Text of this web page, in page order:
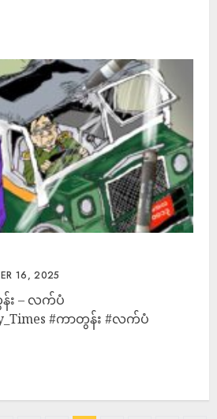
16, 2025
း – လက်ပံ
#ကာတွန်း #လက်ပံ